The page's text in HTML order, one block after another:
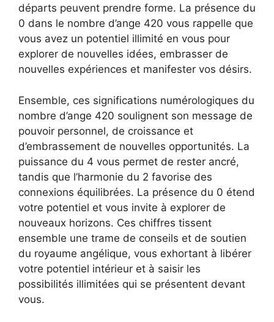
départs peuvent prendre forme. La présence du
0 dans le nombre d’ange 420 vous rappelle que
vous avez un potentiel illimité en vous pour
explorer de nouvelles idées, embrasser de
nouvelles expériences et manifester vos désirs.
Ensemble, ces significations numérologiques du
nombre d’ange 420 soulignent son message de
pouvoir personnel, de croissance et
d’embrassement de nouvelles opportunités. La
puissance du 4 vous permet de rester ancré,
tandis que l’harmonie du 2 favorise des
connexions équilibrées. La présence du 0 étend
votre potentiel et vous invite à explorer de
nouveaux horizons. Ces chiffres tissent
ensemble une trame de conseils et de soutien
du royaume angélique, vous exhortant à libérer
votre potentiel intérieur et à saisir les
possibilités illimitées qui se présentent devant
vous.